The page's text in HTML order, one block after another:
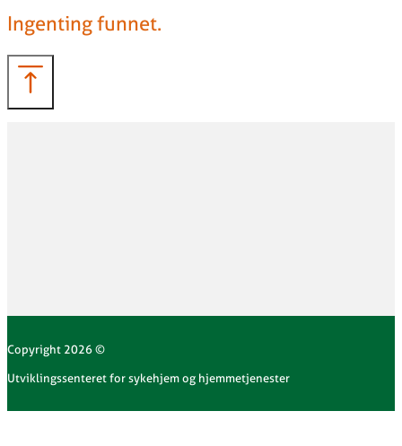
Ingenting funnet.
Copyright 2026 ©
Utviklingssenteret for sykehjem og hjemmetjenester